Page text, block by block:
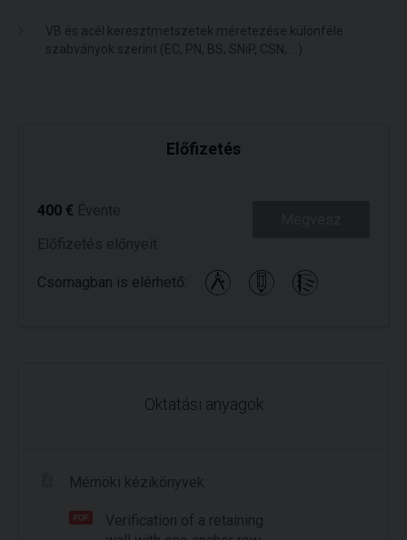
VB és acél keresztmetszetek méretezése különféle
szabványok szerint (EC, PN, BS, SNiP, CSN, ...)
Előfizetés
400 €
Csomagban is elérhető:
Oktatási anyagok
Mérnöki kézikönyvek
Verification of a retaining